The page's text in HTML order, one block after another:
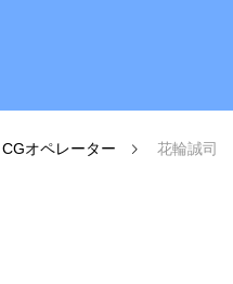
CGオペレーター 花輪誠司